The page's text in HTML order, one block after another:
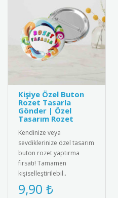
Kişiye Özel Buton
Rozet Tasarla
Gönder | Özel
Tasarım Rozet
Kendinize veya
sevdiklerinize özel tasarım
buton rozet yaptırma
fırsatı! Tamamen
kişiselleştirilebil..
9,90 ₺